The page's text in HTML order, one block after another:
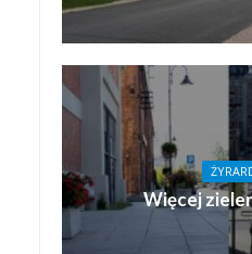
Więcej